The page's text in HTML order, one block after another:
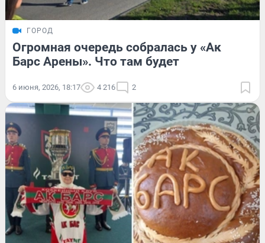
ГОРОД
Огромная очередь собралась у «Ак
Барс Арены». Что там будет
6 июня, 2026, 18:17 4 216 2